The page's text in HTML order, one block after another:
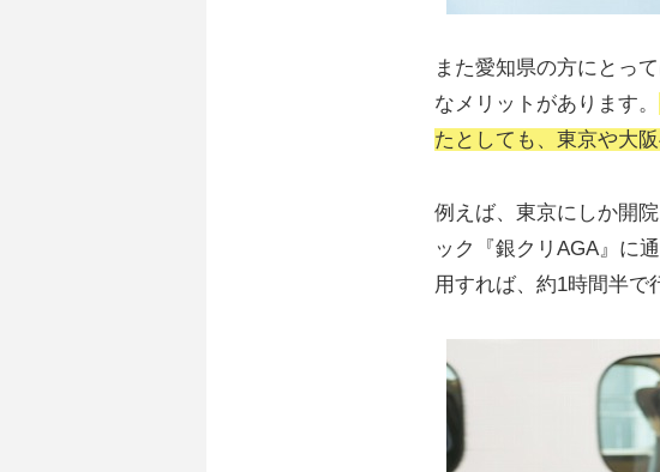
また愛知県の方にとっ
なメリットがあります。
たとしても、東京や大
例えば、東京にしか開
ック『銀クリAGA』に
用すれば、約1時間半で